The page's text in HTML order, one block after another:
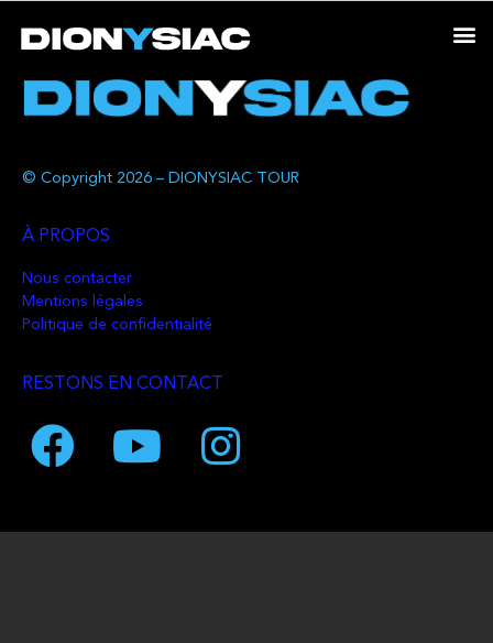
© Copyright 2026 – DIONYSIAC TOUR
À PROPOS
Nous contacter
Mentions légales
Politique de confidentialité
RESTONS EN CONTACT